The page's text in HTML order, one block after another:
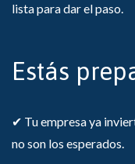
lista para dar el paso.
Estás
✔ Tu empresa ya
no son los esperados.